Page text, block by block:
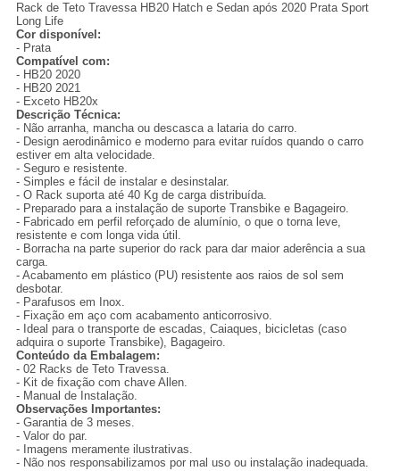
Rack de Teto Travessa HB20 Hatch e Sedan após 2020 Prata Sport
Long Life
Cor disponível:
- Prata
Compatível com:
- HB20 2020
- HB20 2021
- Exceto HB20x
Descrição Técnica:
- Não arranha, mancha ou descasca a lataria do carro.
- Design aerodinâmico e moderno para evitar ruídos quando o carro
estiver em alta velocidade.
- Seguro e resistente.
- Simples e fácil de instalar e desinstalar.
- O Rack suporta até 40 Kg de carga distribuída.
- Preparado para a instalação de suporte Transbike e Bagageiro.
- Fabricado em perfil reforçado de alumínio, o que o torna leve,
resistente e com longa vida útil.
- Borracha na parte superior do rack para dar maior aderência a sua
carga.
- Acabamento em plástico (PU) resistente aos raios de sol sem
desbotar.
- Parafusos em Inox.
- Fixação em aço com acabamento anticorrosivo.
- Ideal para o transporte de escadas, Caiaques, bicicletas (caso
adquira o suporte Transbike), Bagageiro.
Conteúdo da Embalagem:
- 02 Racks de Teto Travessa.
- Kit de fixação com chave Allen.
- Manual de Instalação.
Observações Importantes:
- Garantia de 3 meses.
- Valor do par.
- Imagens meramente ilustrativas.
- Não nos responsabilizamos por mal uso ou instalação inadequada.